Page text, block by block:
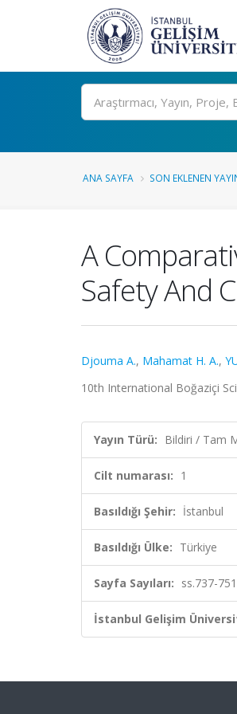
Ara
ANA SAYFA SON EKLENEN
A
Safety And
Djouma A., Mahamat H. A.,
10th International Boğaziçi
Yayın Türü: Bildiri / Tam
Cilt numarası: 1
Basıldığı Şehir: İstanbul
Basıldığı Ülke: Türkiye
Sayfa Sayıları: ss.737-751
İstanbul Gelişim